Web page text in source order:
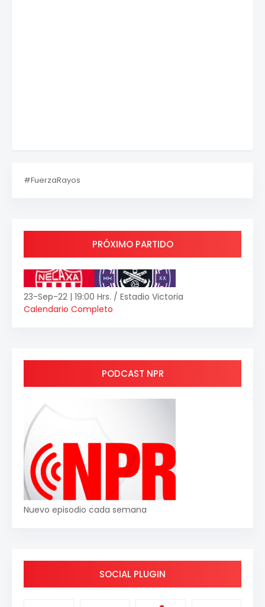
#FuerzaRayos
PRÓXIMO PARTIDO
23-Sep-22 | 19:00 Hrs. / Estadio Victoria
Calendario Completo
PODCAST NPR
Nuevo episodio cada semana
SOCIAL PLUGIN